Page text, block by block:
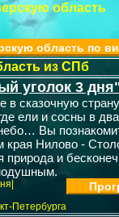
область
область по
из СПб
уголок 3
сказочную
ели и сосны в
Вы
Нилово -
и
Петербурга